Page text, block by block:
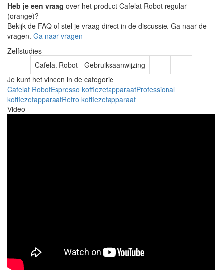
Heb je een vraag over het product Cafelat Robot regular
(orange)?
Bekijk de FAQ of stel je vraag direct in de discussie. Ga naar de
vragen. Ga naar vragen
Zelfstudies
Cafelat Robot - Gebruiksaanwijzing
Je kunt het vinden in de categorie
Cafelat RobotEspresso koffiezetapparaatProfessional
koffiezetapparaatRetro koffiezetapparaat
Video